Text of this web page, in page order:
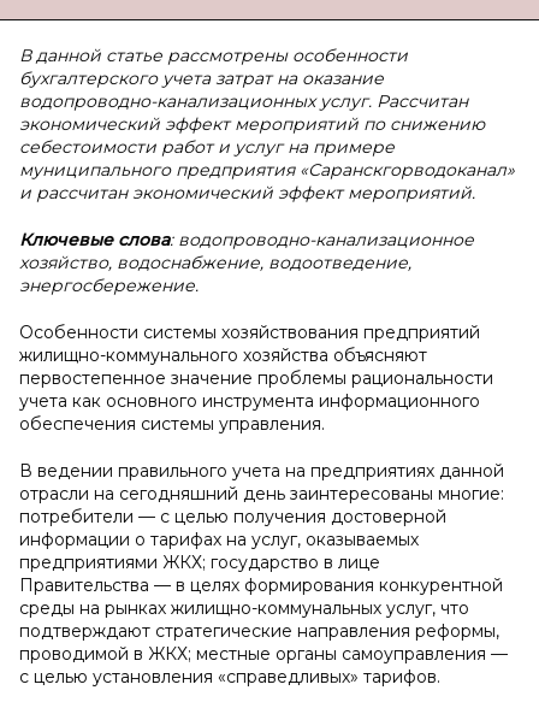
В данной статье рассмотрены особенности
бухгалтерского учета затрат на оказание
водопроводно-канализационных услуг. Рассчитан
экономический эффект мероприятий по снижению
себестоимости работ и услуг на примере
муниципального предприятия «Саранскгорводоканал»
и рассчитан экономический эффект мероприятий.
Ключевые слова: водопроводно-канализационное
хозяйство, водоснабжение, водоотведение,
энергосбережение.
Особенности системы хозяйствования предприятий
жилищно-коммунального хозяйства объясняют
первостепенное значение проблемы рациональности
учета как основного инструмента информационного
обеспечения системы управления.
В ведении правильного учета на предприятиях данной
отрасли на сегодняшний день заинтересованы многие:
потребители — с целью получения достоверной
информации о тарифах на услуг, оказываемых
предприятиями ЖКХ; государство в лице
Правительства — в целях формирования конкурентной
среды на рынках жилищно-коммунальных услуг, что
подтверждают стратегические направления реформы,
проводимой в ЖКХ; местные органы самоуправления —
с целью установления «справедливых» тарифов.